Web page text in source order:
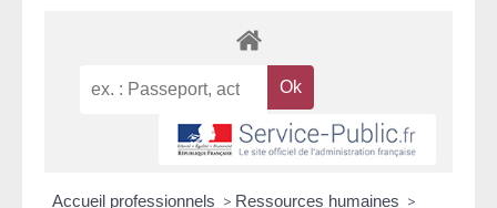
Accueil professionnels > Ressources humaines >